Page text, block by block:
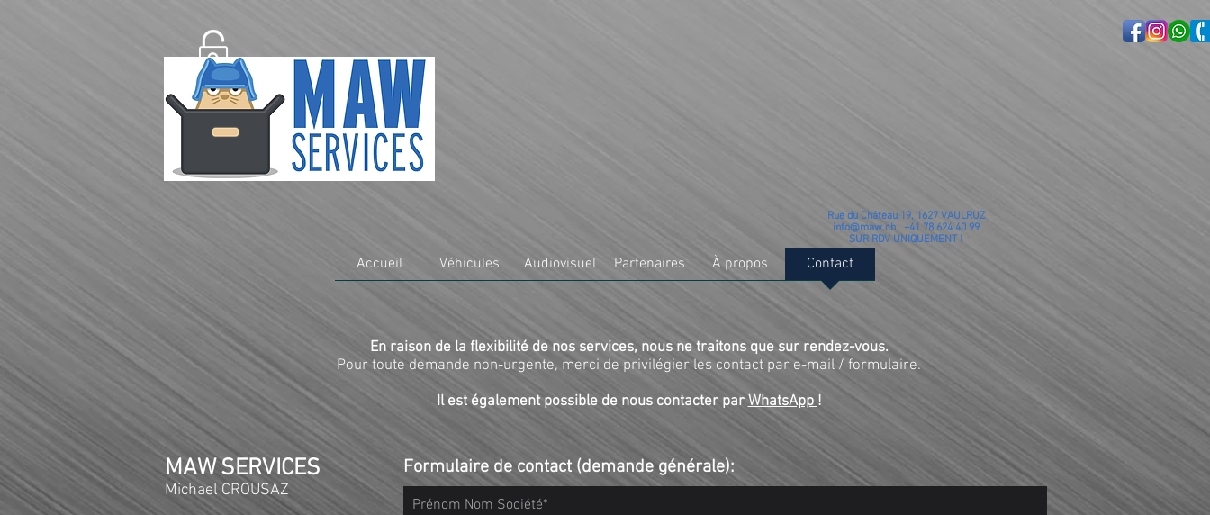
Rue du Château 19, 1627 VAULRUZ
info@maw.ch
+41 78 624 40 99
SUR RDV UNIQUEMENT !
Accueil Véhicules Audiovisuel Partenaires À propos Contact
En raison de la flexibilité de nos services, nous ne traitons que sur rendez-vous.
Pour toute demande non-urgente, merci de privilégier les contact par e-mail / formulaire.
Il est également possible de nous contacter parWhatsApp!
MAW SERVICES
Michael CROUSAZ
Formulaire de contact (demande générale):